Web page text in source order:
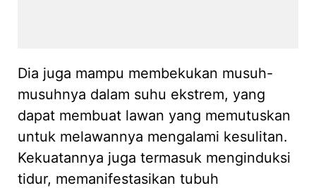
Dia juga mampu membekukan musuh-
musuhnya dalam suhu ekstrem, yang
dapat membuat lawan yang memutuskan
untuk melawannya mengalami kesulitan.
Kekuatannya juga termasuk menginduksi
tidur, memanifestasikan tubuh